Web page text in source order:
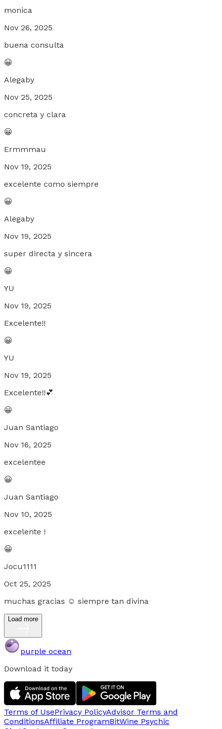
monica
Nov 26, 2025
buena consulta
😀
Alegaby
Nov 25, 2025
concreta y clara
😀
Ermmmau
Nov 19, 2025
excelente como siempre
😀
Alegaby
Nov 19, 2025
super directa y sincera
😀
YU
Nov 19, 2025
Excelente!!
😀
YU
Nov 19, 2025
Excelente!!💕
😀
Juan Santiago
Nov 16, 2025
excelentee
😀
Juan Santiago
Nov 10, 2025
excelente !
😀
Jocu1111
Oct 25, 2025
muchas gracias ☺️ siempre tan divina
Load more
purple ocean
Download it today
Terms of UsePrivacy PolicyAdvisor Terms and
ConditionsAffiliate ProgramBitWine Psychic